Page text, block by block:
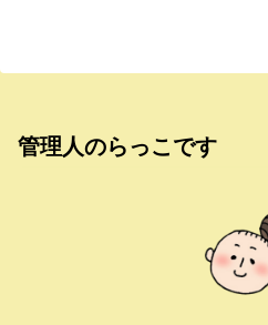
管理人のらっこです